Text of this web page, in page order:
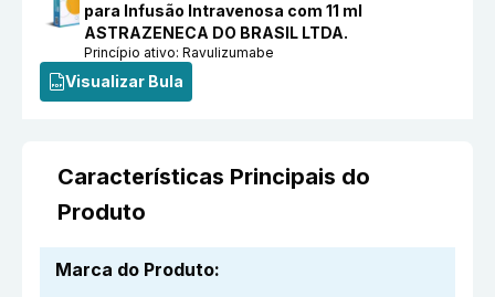
para Infusão Intravenosa com 11 ml
ASTRAZENECA DO BRASIL LTDA.
Princípio ativo:Ravulizumabe
Visualizar Bula
Características Principais do
Produto
Marca do Produto: